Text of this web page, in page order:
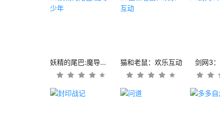
妖精的尾巴:魔导少年 猫和老鼠：欢乐互动 剑网3